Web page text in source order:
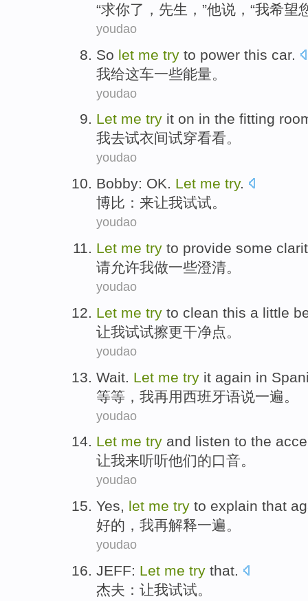
“求你了， 先生 ，”他说 ，“我希望
youdao
So let me try to power this car.
我给这车一些能量 。
youdao
Let me try it on in the fitting
我去试衣间试穿看看。
youdao
Bobby: OK. Let me try.
博比 ： 来让我试试。
youdao
Let me try to provide some
请允许我做一些澄清。
youdao
Let me try to clean this a little
让我试试擦更干净点。
youdao
Wait Let me try it again in
等等 ， 我再用西班牙语说一遍。
youdao
Let me try and listen to the
让我来听听他们的口音。
youdao
Yes, let me try to explain that
好的 ， 我再解释一遍。
youdao
JEFF: Let me try that.
杰夫 ： 让我试试。